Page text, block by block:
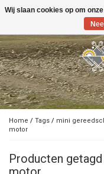
Toggle
Home / Tags / mini
motor
Producten
Wij slaan cookies op om
Nee